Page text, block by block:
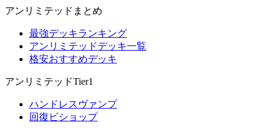
アンリミテッドまとめ
最強デッキランキング
アンリミテッドデッキ一覧
格安おすすめデッキ
アンリミテッドTier1
ハンドレスヴァンプ
回復ビショップ